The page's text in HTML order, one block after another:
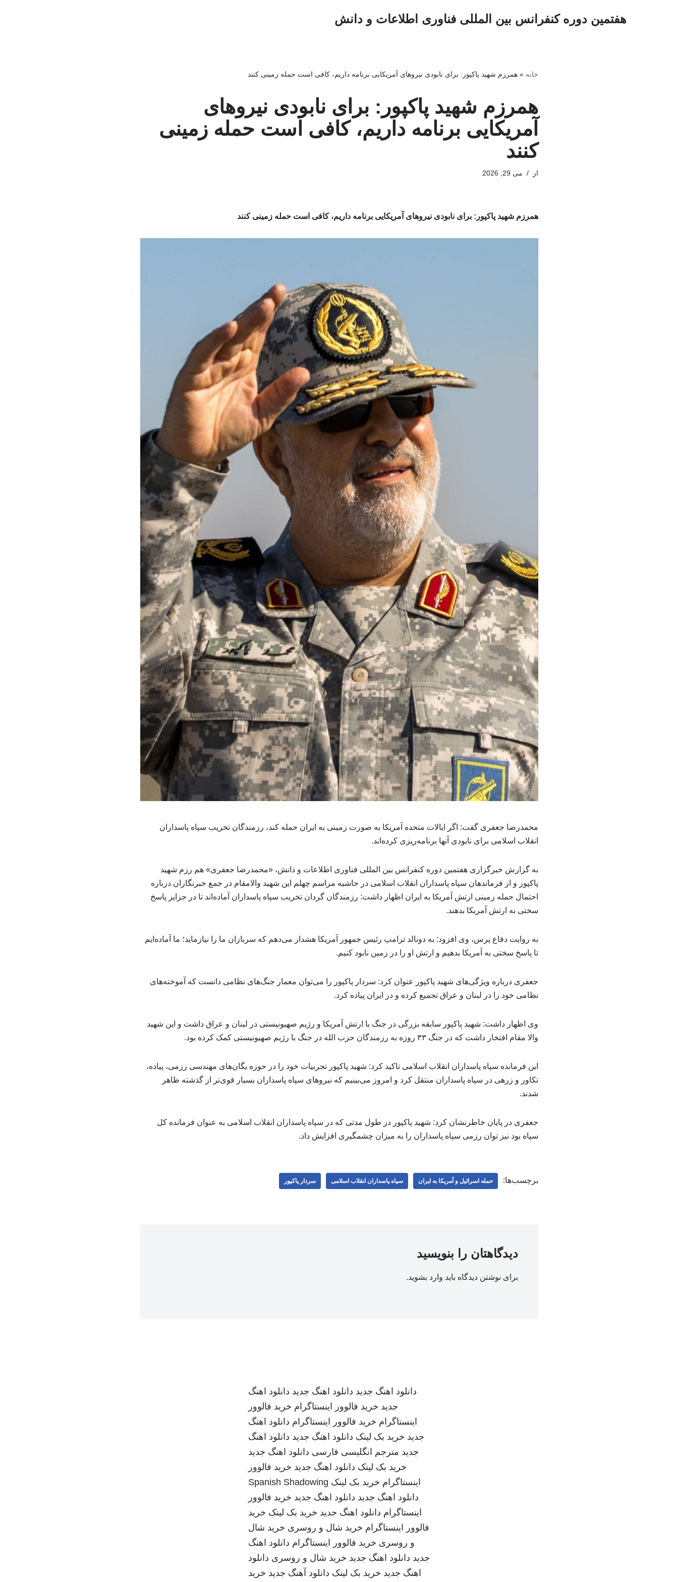
هفتمین دوره کنفرانس بین المللی فناوری اطلاعات و دانش
خانه »همرزم شهید پاکپور: برای نابودی نیروهای آمریکایی برنامه داریم، کافی است حمله زمینی کنند
همرزم شهید پاکپور: برای نابودی نیروهای
آمریکایی برنامه داریم، کافی است حمله زمینی
کنند
از می 29, 2026
همرزم شهید پاکپور: برای نابودی نیروهای آمریکایی برنامه داریم، کافی است حمله زمینی کنند
محمدرضا جعفری گفت: اگر ایالات متحده آمریکا به صورت زمینی به ایران حمله کند، رزمندگان تخریب سپاه پاسداران
انقلاب اسلامی برای نابودی آنها برنامه‌ریزی کرده‌اند.
به گزارش خبرگزاری هفتمین دوره کنفرانس بین المللی فناوری اطلاعات و دانش، «محمدرضا جعفری» هم رزم شهید
پاکپور و از فرماندهان سپاه پاسداران انقلاب اسلامی در حاشیه مراسم چهلم این شهید والامقام در جمع خبرنگاران درباره
احتمال حمله زمینی ارتش آمریکا به ایران اظهار داشت: رزمندگان گردان تخریب سپاه پاسداران آماده‌اند تا در جزایر پاسخ
سختی به ارتش آمریکا بدهند.
به روایت دفاع پرس، وی افزود: به دونالد ترامپ رئیس جمهور آمریکا هشدار می‌دهم که سربازان ما را نیازماید؛ ما آماده‌ایم
تا پاسخ سختی به آمریکا بدهیم و ارتش او را در زمین نابود کنیم.
جعفری درباره ویژگی‌های شهید پاکپور عنوان کرد: سردار پاکپور را می‌توان معمار جنگ‌های نظامی دانست که آموخته‌های
نظامی خود را در لبنان و عراق تجمیع کرده و در ایران پیاده کرد.
وی اظهار داشت: شهید پاکپور سابقه بزرگی در جنگ با ارتش آمریکا و رژیم صهیونیستی در لبنان و عراق داشت و این شهید
والا مقام افتخار داشت که در جنگ ۳۳ روزه به رزمندگان حزب الله در جنگ با رژیم صهیونیستی کمک کرده بود.
این فرمانده سپاه پاسداران انقلاب اسلامی تاکید کرد: شهید پاکپور تجربیات خود را در حوزه یگان‌های مهندسی رزمی، پیاده،
تکاور و زرهی در سپاه پاسداران منتقل کرد و امروز می‌بینیم که نیروهای سپاه پاسداران بسیار قوی‌تر از گذشته ظاهر
شدند.
جعفری در پایان خاطرنشان کرد: شهید پاکپور در طول مدتی که در سپاه پاسداران انقلاب اسلامی به عنوان فرمانده کل
سپاه بود نیز توان رزمی سپاه پاسداران را به میزان چشمگیری افزایش داد.
برچسب‌ها: حمله اسرائیل و آمریکا به ایران سپاه پاسداران انقلاب اسلامی سردار پاکپور
دیدگاهتان را بنویسید
برای نوشتن دیدگاه باید وارد بشوید.
دانلود اهنگ جدید دانلود اهنگ جدید دانلود اهنگ
جدید خرید فالوور اینستاگرام خرید فالوور
اینستاگرام خرید فالوور اینستاگرام دانلود اهنگ
جدید خرید بک لینک دانلود اهنگ جدید دانلود اهنگ
جدید مترجم انگلیسی فارسی دانلود اهنگ جدید
خرید بک لینک دانلود اهنگ جدید خرید فالوور
اینستاگرام خرید بک لینک Spanish Shadowing
دانلود اهنگ جدید دانلود اهنگ جدید خرید فالوور
اینستاگرام دانلود اهنگ جدید خرید بک لینک خرید
فالوور اینستاگرام خرید شال و روسری خرید شال
و روسری خرید فالوور اینستاگرام دانلود اهنگ
جدید دانلود اهنگ جدید خرید شال و روسری دانلود
اهنگ جدید خرید بک لینک دانلود آهنگ جدید خرید